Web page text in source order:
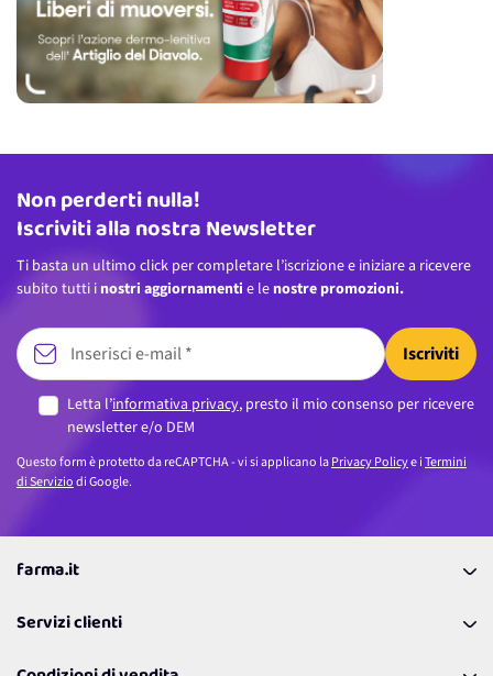
Indirizzo email
Non perderti nulla!
Iscriviti alla nostra Newsletter
Ti basta un ultimo click per completare l’iscrizione e iniziare a ricevere
subito tutti i nostri aggiornamenti e le nostre promozioni.
Iscriviti
Letta l’informativa privacy, presto il mio consenso per ricevere
newsletter e/o DEM
Questo form è protetto da reCAPTCHA - vi si applicano laPrivacy Policye iTermini
di Serviziodi Google.
farma.it
Coupon
Servizi clienti